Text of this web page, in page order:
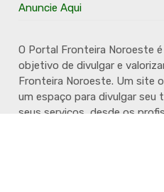
Anuncie Aqui
O Portal Fronteira Noroeste
objetivo de divulgar e
Fronteira Noroeste. Um site
um espaço para divulgar seu
seus serviços, desde os